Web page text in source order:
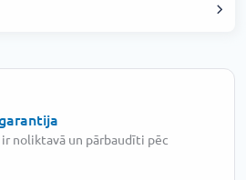
noliktavā un pārbaudīti pēc